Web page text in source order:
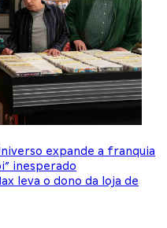
expande a franquia
inesperado
leva o dono da loja de